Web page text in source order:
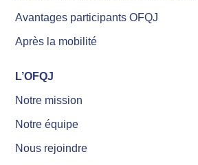
Avantages participants OFQJ
Après la mobilité
L’OFQJ
Notre mission
Notre équipe
Nous rejoindre